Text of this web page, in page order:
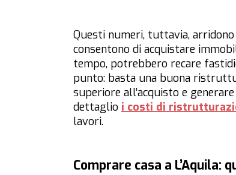
Questi numeri, tuttavia,
consentono di acquistare
tempo, potrebbero recare
punto: basta una buona
superiore all’acquisto e
dettaglio i costi di
lavori.
Comprare casa a L’Aquila: